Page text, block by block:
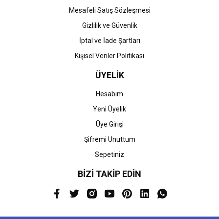
Mesafeli Satış Sözleşmesi
Gizlilik ve Güvenlik
İptal ve İade Şartları
Kişisel Veriler Politikası
ÜYELİK
Hesabım
Yeni Üyelik
Üye Girişi
Şifremi Unuttum
Sepetiniz
BİZİ TAKİP EDİN